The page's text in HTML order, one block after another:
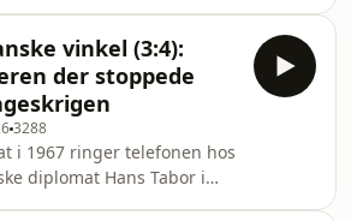
under en solformørkelse
hovedstand Nanjing i
massakre begået af
er i gang i byen, og
og børn flygter væk.
skal egentlig bare forsvare
fabrik mod japanerne,
han et modigt valg, der
vinkel (3:4):
der stoppede
3288
i 1967 ringer telefonen hos
diplomat Hans Tabor i